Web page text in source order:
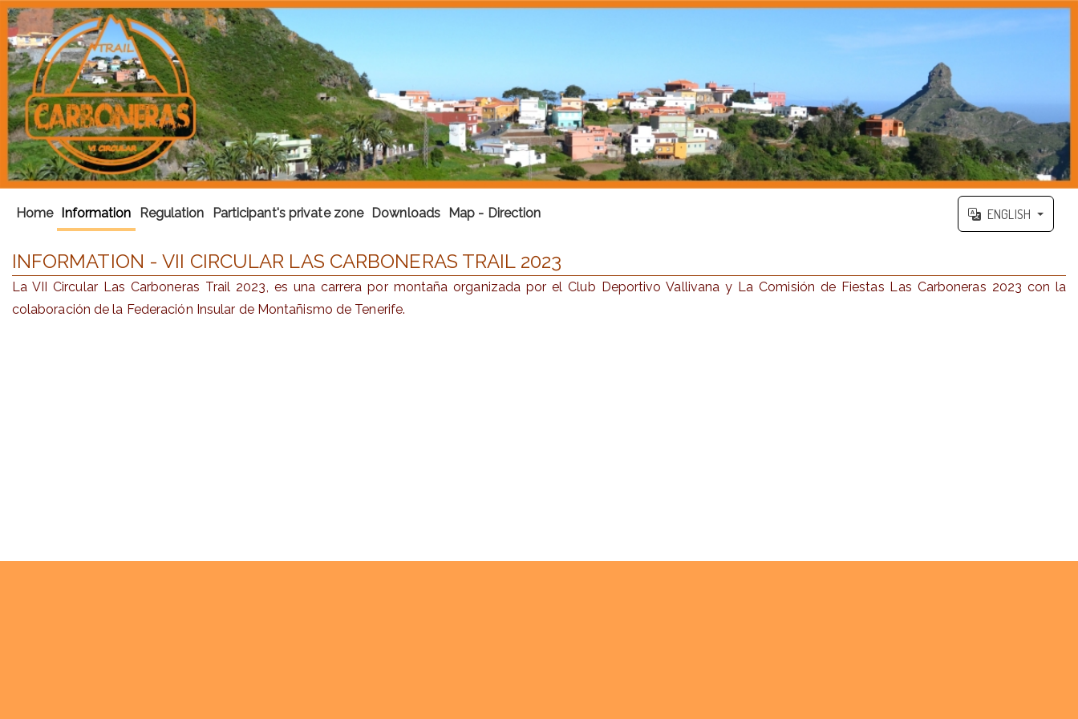
Home Information Regulation Participant's private zone Downloads Map - Direction ENGLISH
INFORMATION - VII CIRCULAR LAS CARBONERAS TRAIL 2023
La VII Circular Las Carboneras Trail 2023, es una carrera por montaña organizada por el Club Deportivo Vallivana y La Comisión de Fiestas Las Carboneras 2023 con la
colaboración de la Federación Insular de Montañismo de Tenerife.